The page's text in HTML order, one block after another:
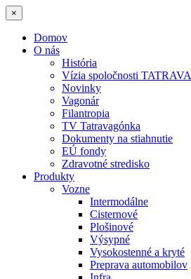
×
Domov
O nás
História
Vízia spoločnosti
Novinky
Vagonár
Filantropia
TV Tatravagónka
Dokumenty na stiahnutie
EÚ fondy
Zdravotné stredisko
Produkty
Vozne
Intermodálne
Cisternové
Plošinové
Výsypné
Vysokostenné a kryté
Preprava automobilov